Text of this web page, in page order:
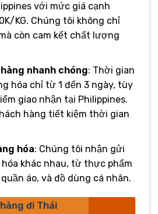
với mức giá cạnh
KG. Chúng tôi không chỉ
còn cam kết chất lượng
nhanh chóng: Thời gian
hóa chỉ từ 1 đến 3 ngày, tùy
giao nhận tại Philippines.
hàng tiết kiệm thời gian
hóa: Chúng tôi nhận gửi
khác nhau, từ thực phẩm
áo, và đồ dùng cá nhân.
đi Thái